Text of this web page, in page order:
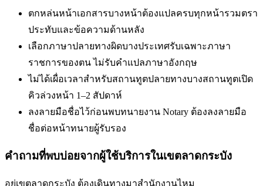
ตกหล่นหน้าเอกสารบางหน้าต้องแปลครบทุกหน้ารวมตรา
ประทับและข้อความด้านหลัง
เลือกภาษาปลายทางผิดบางประเทศรับเฉพาะภาษา
ราชการของตน ไม่รับคำแปลภาษาอังกฤษ
ไม่ได้เผื่อเวลาสำหรับสถานทูตปลายทางบางสถานทูตเปิด
คิวล่วงหน้า 1–2 สัปดาห์
ลงลายมือชื่อไว้ก่อนพบทนายงาน Notary ต้องลงลายมือ
ชื่อต่อหน้าทนายผู้รับรอง
คำถามที่พบบ่อยจากผู้ใช้บริการในเขตลาดกระบัง
อยู่เขตลาดกระบัง ต้องเดินทางมาสำนักงานไหม